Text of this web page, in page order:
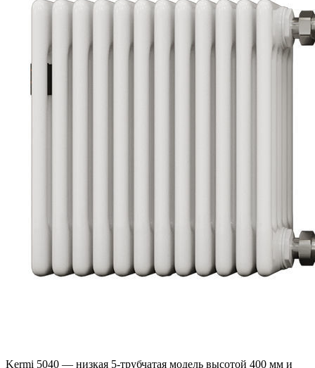
Kermi 5040 — низкая 5-трубчатая модель высотой 400 мм и